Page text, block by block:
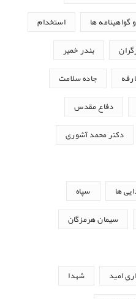
گواهینامه ها استخدام
بندر خمیر
جاده سلامت
دفاع مقدس
دکتر محمد آشوری
ها سپاه
سیمان هرمزگان
امید شهدا